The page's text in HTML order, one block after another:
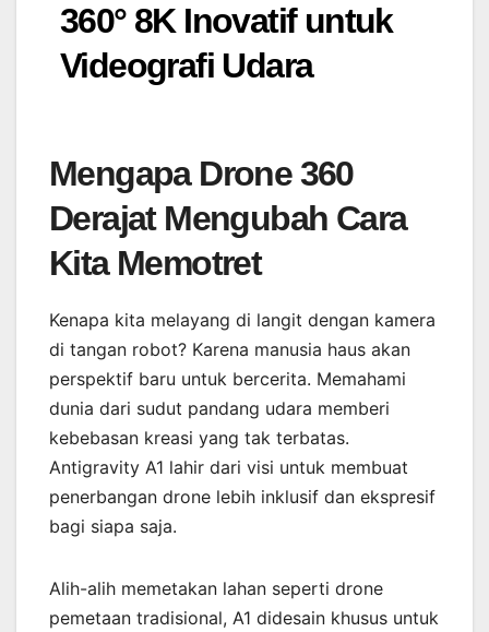
360° 8K Inovatif untuk
Videografi Udara
Mengapa Drone 360
Derajat Mengubah Cara
Kita Memotret
Kenapa kita melayang di langit dengan kamera
di tangan robot? Karena manusia haus akan
perspektif baru untuk bercerita. Memahami
dunia dari sudut pandang udara memberi
kebebasan kreasi yang tak terbatas.
Antigravity A1 lahir dari visi untuk membuat
penerbangan drone lebih inklusif dan ekspresif
bagi siapa saja.
Alih-alih memetakan lahan seperti drone
pemetaan tradisional, A1 didesain khusus untuk